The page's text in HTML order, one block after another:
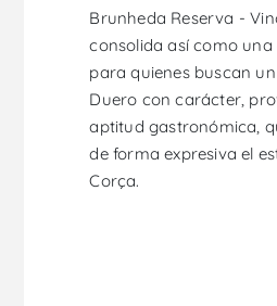
Brunheda Reserva -
consolida así como
para quienes buscan
Duero con carácter,
aptitud gastronómica,
de forma expresiva el
Corça.